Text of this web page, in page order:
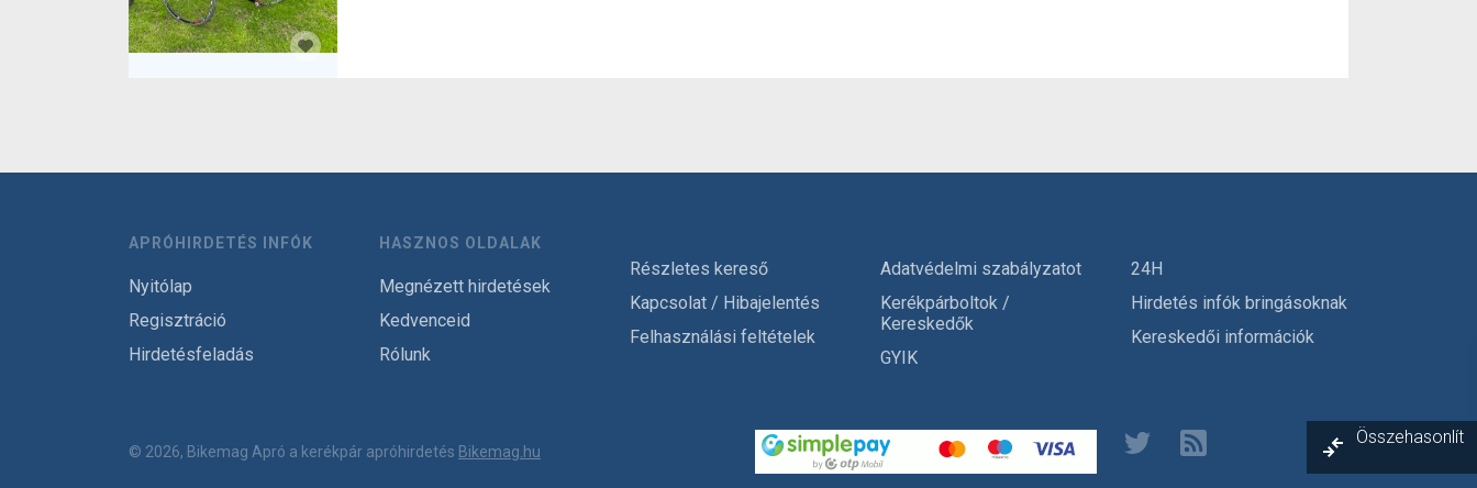
APRÓHIRDETÉS INFÓK
Nyitólap
Regisztráció
Hirdetésfeladás
HASZNOS OLDALAK
Megnézett hirdetések
Kedvenceid
Rólunk
Részletes kereső
Kapcsolat / Hibajelentés
Felhasználási feltételek
Adatvédelmi szabályzatot
Kerékpárboltok /
Kereskedők
GYIK
24H
Hirdetés infók bringásoknak
Kereskedői információk
© 2026, Bikemag Apró a kerékpár apróhirdetés Bikemag.hu
Összehasonlít